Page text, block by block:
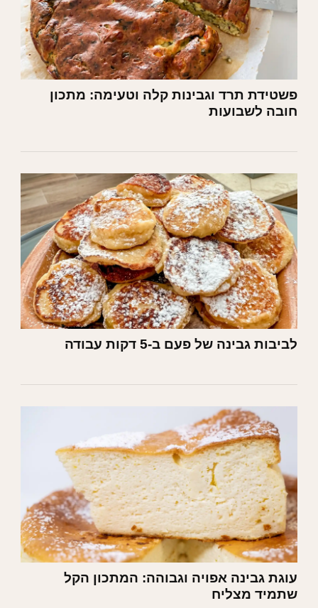
פשטידת תרד וגבינות קלה וטעימה: מתכון
חובה לשבועות
לביבות גבינה של פעם ב-5 דקות עבודה
עוגת גבינה אפויה וגבוהה: המתכון הקל
שתמיד מצליח